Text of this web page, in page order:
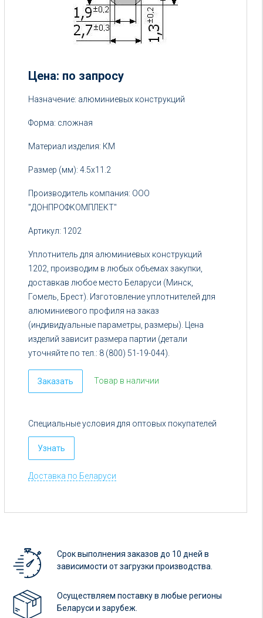
Цена: по запросу
Цена:
5
руб.
Назначение: алюминиевых конструкций
Форма: сложная
Материал изделия: КМ
Размер (мм): 4.5х11.2
Производитель компания: ООО
"ДОНПРОФКОМПЛЕКТ"
Артикул: 1202
Уплотнитель для алюминиевых конструкций
1202, производим в любых объемах закупки,
доставкав любое место Беларуси (Минск,
Гомель, Брест). Изготовление уплотнителей для
алюминиевого профиля на заказ
(индивидуальные параметры, размеры). Цена
изделий зависит размера партии (детали
уточняйте по тел.: 8 (800) 51-19-044).
Заказать Товар в наличии
Специальные условия для оптовых покупателей
Узнать
Доставка по Беларуси
Срок выполнения заказов до 10 дней в
зависимости от загрузки производства.
Осуществляем поставку в любые регионы
Беларуси и зарубеж.